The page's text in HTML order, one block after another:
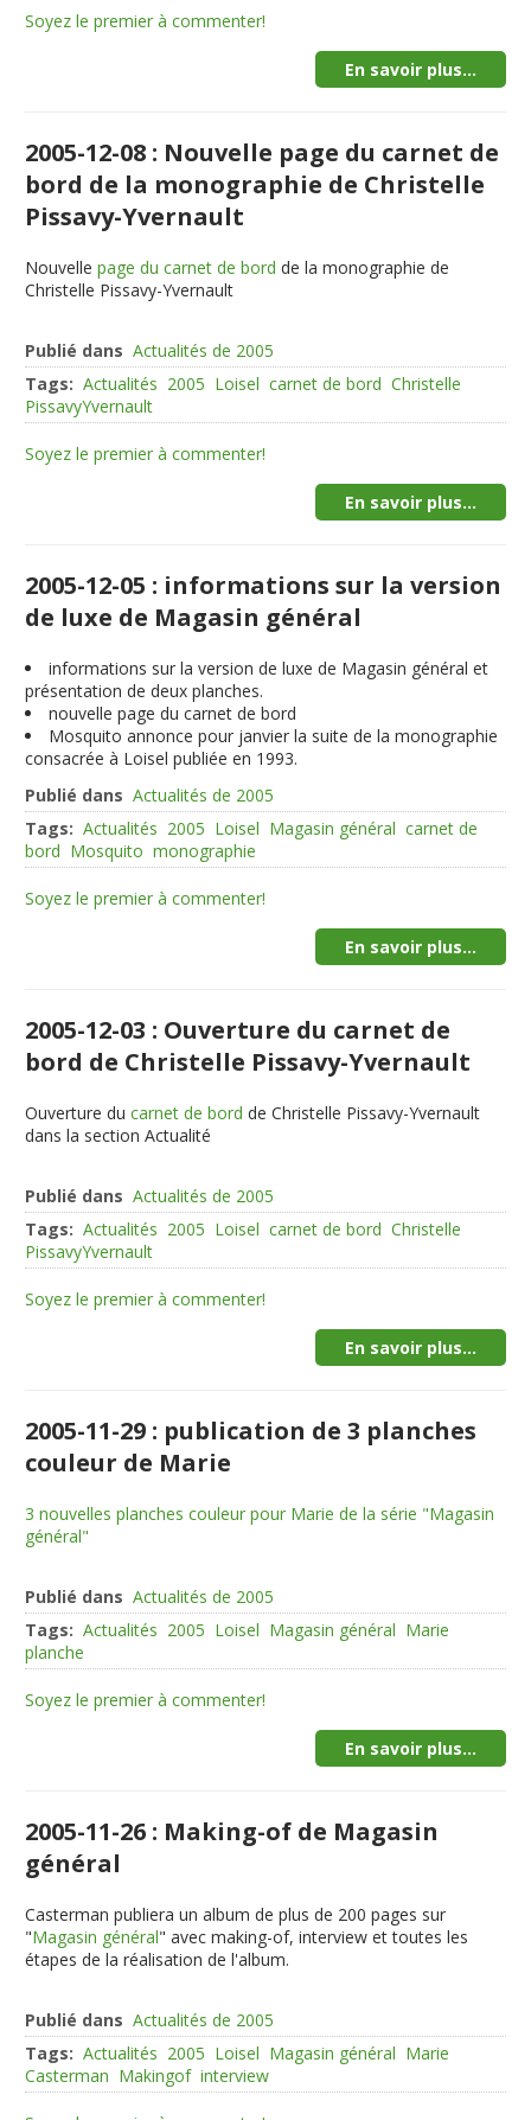
Soyez le premier à commenter!
En savoir plus...
2005-12-08 : Nouvelle page du carnet de
bord de la monographie de Christelle
Pissavy-Yvernault
Nouvellepage du carnet de bord de la monographie de
Christelle Pissavy-Yvernault
Publié dans Actualités de 2005
Tags: Actualités 2005 Loisel carnet de bord Christelle
PissavyYvernault
Soyez le premier à commenter!
En savoir plus...
2005-12-05 : informations sur la version
de luxe de Magasin général
informations sur la version de luxe de Magasin général et
présentation de deux planches.
nouvelle page du carnet de bord
Mosquito annonce pour janvier la suite de la monographie
consacrée à Loisel publiée en 1993.
Publié dans Actualités de 2005
Tags: Actualités 2005 Loisel Magasin général carnet de
bord Mosquito monographie
Soyez le premier à commenter!
En savoir plus...
2005-12-03 : Ouverture du carnet de
bord de Christelle Pissavy-Yvernault
Ouverture ducarnet de bordde Christelle Pissavy-Yvernault
dans la section Actualité
Publié dans Actualités de 2005
Tags: Actualités 2005 Loisel carnet de bord Christelle
PissavyYvernault
Soyez le premier à commenter!
En savoir plus...
2005-11-29 : publication de 3 planches
couleur de Marie
3 nouvelles planches couleur pour Marie de la série "Magasin
général"
Publié dans Actualités de 2005
Tags: Actualités 2005 Loisel Magasin général Marie
planche
Soyez le premier à commenter!
En savoir plus...
2005-11-26 : Making-of de Magasin
général
Casterman publiera un album de plus de 200 pages sur
"Magasin général" avec making-of, interview et toutes les
étapes de la réalisation de l'album.
Publié dans Actualités de 2005
Tags: Actualités 2005 Loisel Magasin général Marie
Casterman Makingof interview